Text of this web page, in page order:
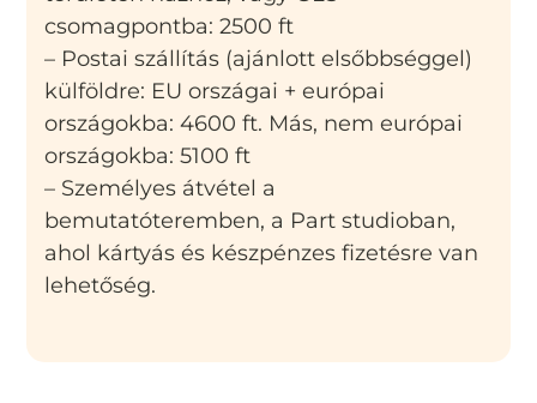
csomagpontba: 2500 ft
– Postai szállítás (ajánlott elsőbbséggel)
külföldre: EU országai + európai
országokba: 4600 ft. Más, nem európai
országokba: 5100 ft
– Személyes átvétel a
bemutatóteremben, a Part studioban,
ahol kártyás és készpénzes fizetésre van
lehetőség.